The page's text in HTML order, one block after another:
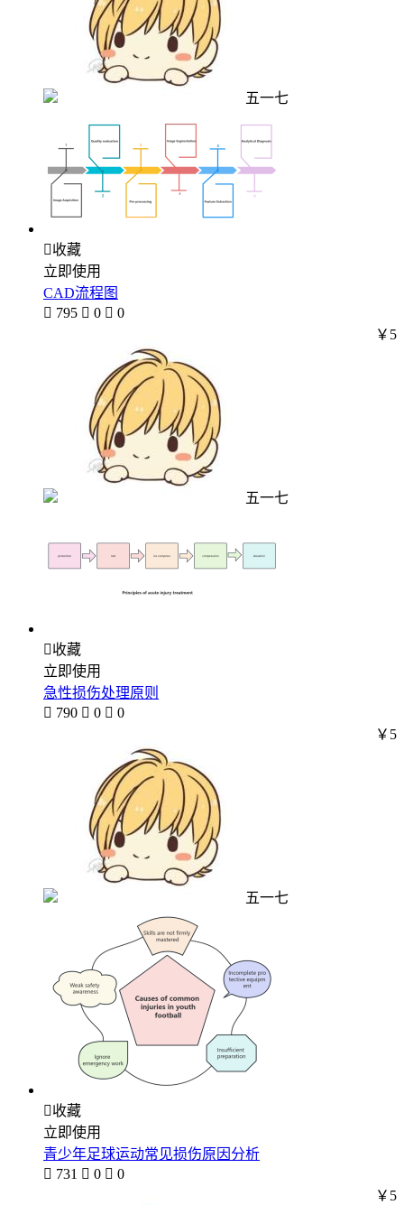
五一七
收藏
立即使用
CAD流程图
 795  0  0
五一七
￥5
收藏
立即使用
急性损伤处理原则
 790  0  0
五一七
￥5
收藏
立即使用
青少年足球运动常见损伤原因分析
 731  0  0
￥5